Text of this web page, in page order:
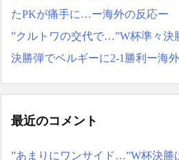
たPKが痛手に…ー海外の反応ー
”クルトワの交代で…”W杯準々決
決勝弾でベルギーに2-1勝利ー海
最近のコメント
”あまりにワンサイド…”W杯決勝